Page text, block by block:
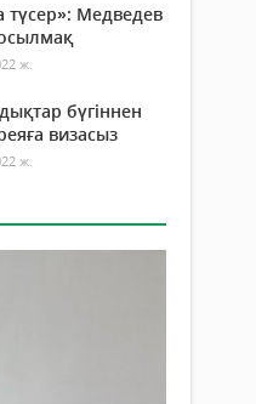
түсер»: Медведев
ж.
бүгіннен
визасыз
ж.